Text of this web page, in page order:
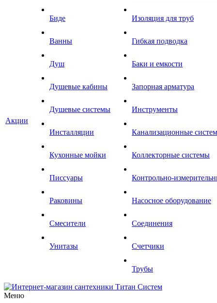
Акции
Биде
Ванны
Душ
Душевые кабины
Душевые системы
Инсталляции
Кухонные мойки
Писсуары
Раковины
Смесители
Унитазы
Изоляция для труб
Гибкая подводка
Баки и емкости
Запорная арматура
Инструменты
Канализационные
Коллекторные системы
Контрольно-
Насосное оборудование
Соединения
Счетчики
Трубы
Меню